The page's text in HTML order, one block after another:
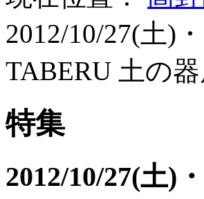
2012/10/27(土)
TABERU 土の
特集
2012/10/27(土)